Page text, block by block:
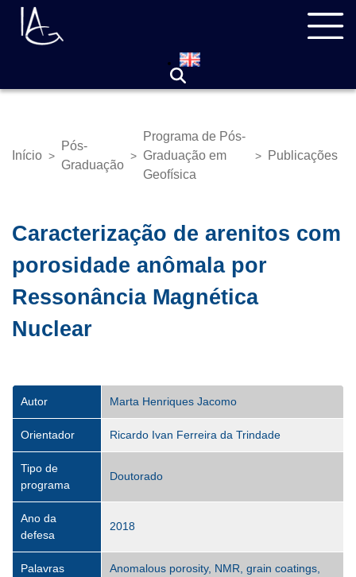
Pular
para
Trilha
Início >
Pós-
Graduação
>
Programa de Pós-
Graduação em
Geofísica
> Publicações
Caracterização de arenitos com
porosidade anômala por
Ressonância Magnética
Nuclear
Autor Marta Henriques Jacomo
Orientador Ricardo Ivan Ferreira da Trindade
Tipo de
programa
Doutorado
Ano da
defesa
2018
Palavras
Anomalous porosity, NMR, grain coatings,